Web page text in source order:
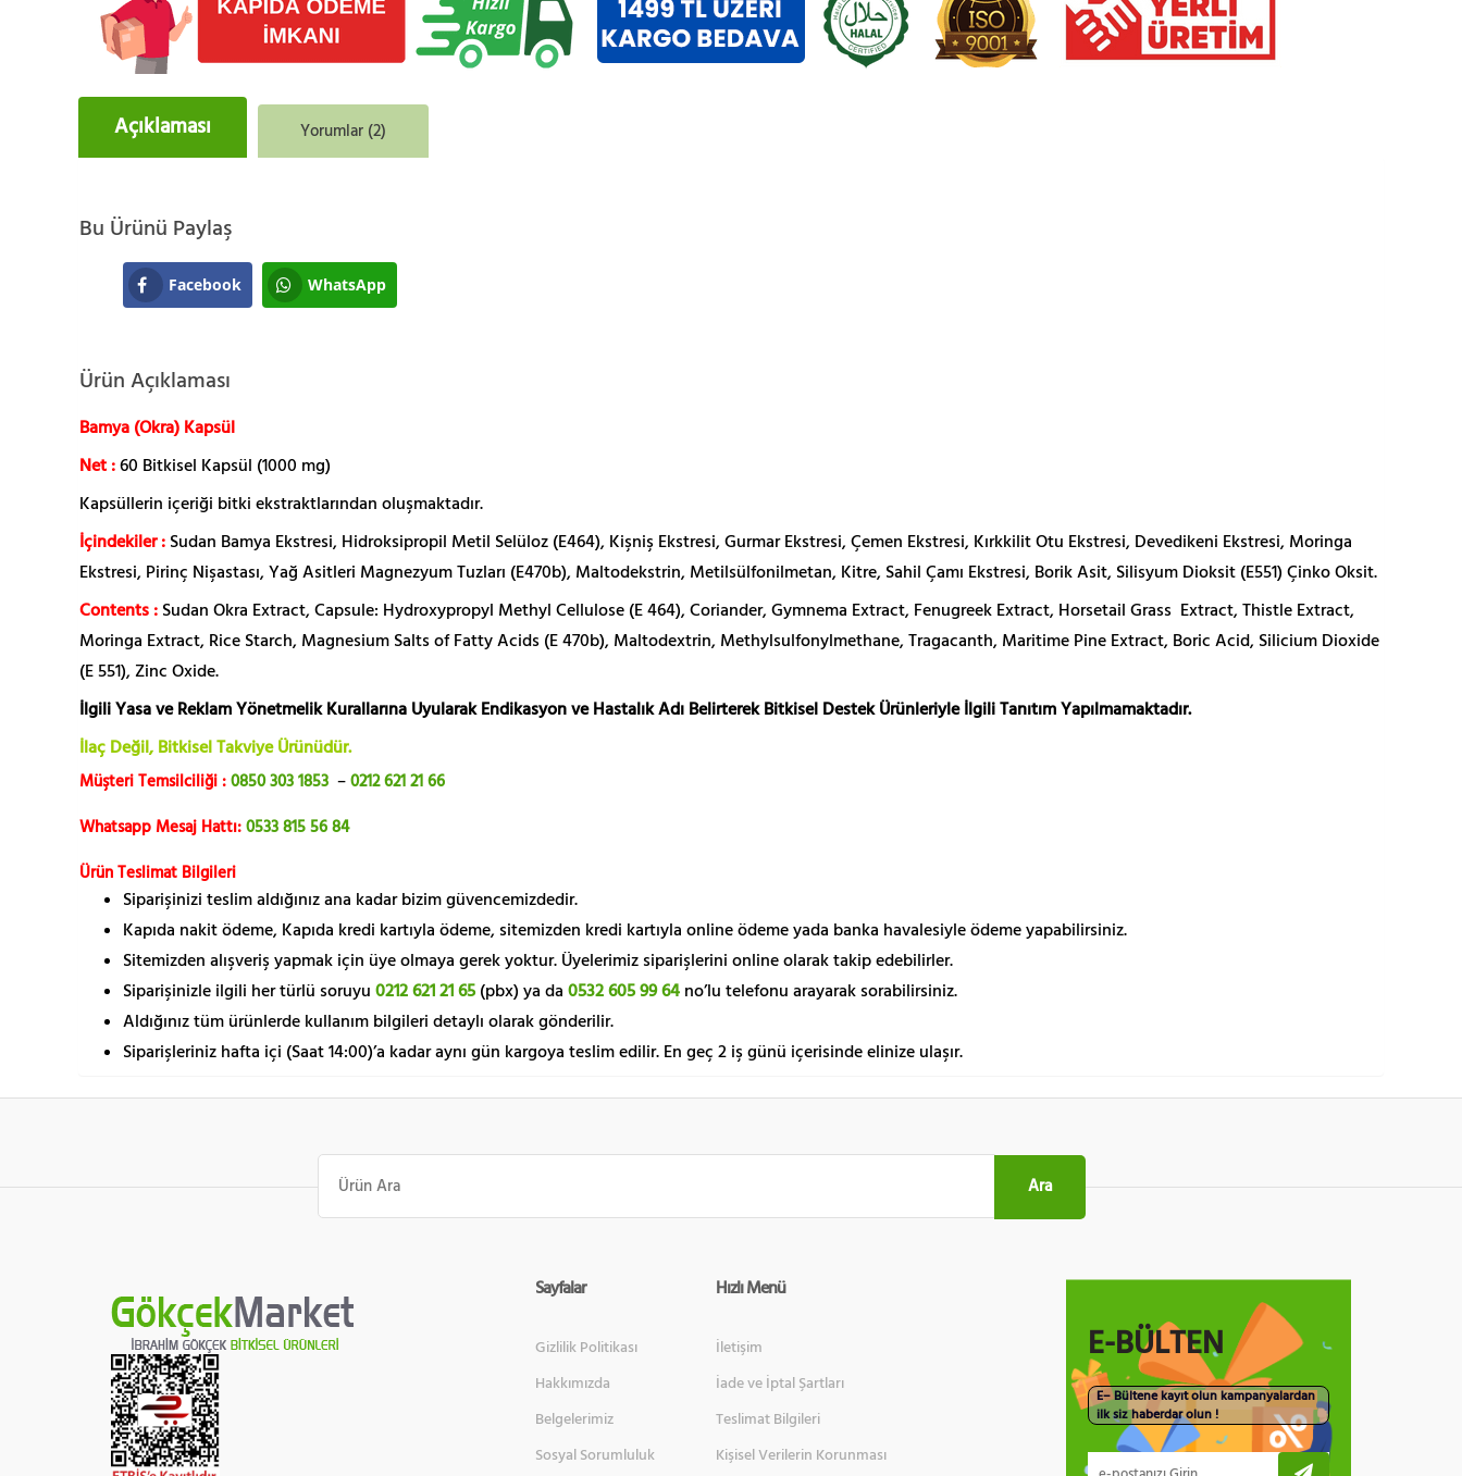
Açıklaması Yorumlar (2)
Bu Ürünü Paylaş
Facebook WhatsApp
Ürün Açıklaması
Bamya (Okra) Kapsül
Net :60 Bitkisel Kapsül (1000 mg)
Kapsüllerin içeriği bitki ekstraktlarından oluşmaktadır.
İçindekiler : Sudan Bamya Ekstresi, Hidroksipropil Metil Selüloz (E464), Kişniş Ekstresi, Gurmar Ekstresi, Çemen Ekstresi, Kırkkilit Otu Ekstresi, Devedikeni Ekstresi, Moringa
Ekstresi, Pirinç Nişastası, Yağ Asitleri Magnezyum Tuzları (E470b), Maltodekstrin, Metilsülfonilmetan, Kitre, Sahil Çamı Ekstresi, Borik Asit, Silisyum Dioksit (E551) Çinko Oksit.
Contents : Sudan Okra Extract, Capsule: Hydroxypropyl Methyl Cellulose (E 464), Coriander, Gymnema Extract, Fenugreek Extract, Horsetail Grass Extract, Thistle Extract,
Moringa Extract, Rice Starch, Magnesium Salts of Fatty Acids (E 470b), Maltodextrin, Methylsulfonylmethane, Tragacanth, Maritime Pine Extract, Boric Acid, Silicium Dioxide
(E 551), Zinc Oxide.
İlgili Yasa ve Reklam Yönetmelik Kurallarına Uyularak Endikasyon ve Hastalık Adı Belirterek Bitkisel Destek Ürünleriyle İlgili Tanıtım Yapılmamaktadır.
İlaç Değil, Bitkisel Takviye Ürünüdür.
Müşteri Temsilciliği :0850 303 1853 –0212 621 21 66
Whatsapp Mesaj Hattı:0533 815 56 84
Ürün Teslimat Bilgileri
Siparişinizi teslim aldığınız ana kadar bizim güvencemizdedir.
Kapıda nakit ödeme, Kapıda kredi kartıyla ödeme, sitemizden kredi kartıyla online ödeme yada banka havalesiyle ödeme yapabilirsiniz.
Sitemizden alışveriş yapmak için üye olmaya gerek yoktur. Üyelerimiz siparişlerini online olarak takip edebilirler.
Siparişinizle ilgili her türlü soruyu 0212 621 21 65 (pbx) ya da 0532 605 99 64 no’lu telefonu arayarak sorabilirsiniz.
Aldığınız tüm ürünlerde kullanım bilgileri detaylı olarak gönderilir.
Siparişleriniz hafta içi (Saat 14:00)’a kadar aynı gün kargoya teslim edilir. En geç 2 iş günü içerisinde elinize ulaşır.
Ara:
Ara
Sayfalar
Gizlilik Politikası
Hakkımızda
Belgelerimiz
Sosyal Sorumluluk
Hızlı Menü
İletişim
İade ve İptal Şartları
Teslimat Bilgileri
Kişisel Verilerin Korunması
E-BÜLTEN
E– Bültene kayıt olun kampanyalardan
ilk siz haberdar olun !